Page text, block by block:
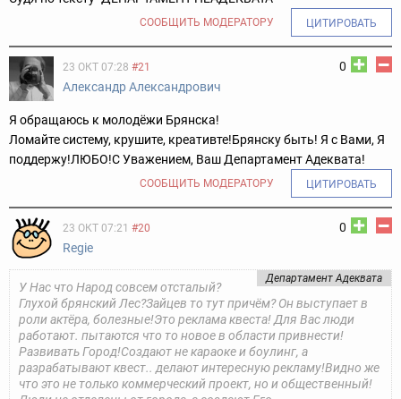
СООБЩИТЬ МОДЕРАТОРУ ЦИТИРОВАТЬ
0
23 ОКТ 07:28 #21
Александр Александрович
Я обращаюсь к молодёжи Брянска!
Ломайте систему, крушите, креативте!Брянску быть! Я с Вами, Я
поддержу!ЛЮБО!С Уважением, Ваш Департамент Адеквата!
СООБЩИТЬ МОДЕРАТОРУ ЦИТИРОВАТЬ
0
23 ОКТ 07:21 #20
Regie
Департамент Адеквата
У Нас что Народ совсем отсталый?
Глухой брянский Лес?Зайцев то тут причём? Он выступает в
роли актёра, болезные!Это реклама квеста! Для Вас люди
работают. пытаются что то новое в области привнести!
Развивать Город!Создают не караоке и боулинг, а
разрабатывают квест.. делают интересную рекламу!Видно же
что это не только коммерческий проект, но и общественный!